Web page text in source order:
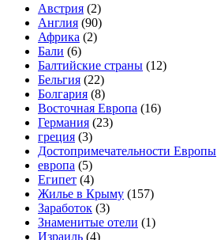
Австрия (2)
Англия (90)
Африка (2)
Бали (6)
Балтийские страны (12)
Бельгия (22)
Болгария (8)
Восточная Европа (16)
Германия (23)
греция (3)
Достопримечательности Европы
европа (5)
Египет (4)
Жилье в Крыму (157)
Заработок (3)
Знаменитые отели (1)
Израиль (4)